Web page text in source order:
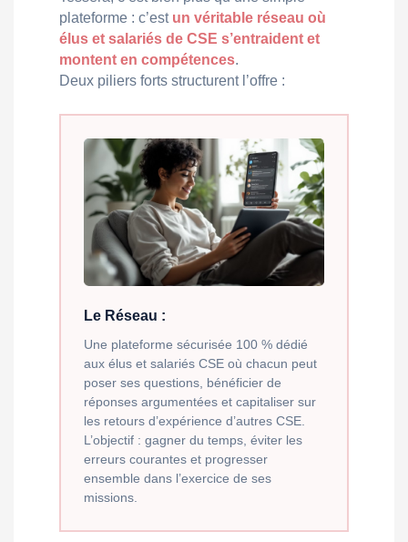
plateforme : c’est un véritable réseau où
élus et salariés de CSE s’entraident et
montent en compétences.
Deux piliers forts structurent l’offre :
Le Réseau :
Une plateforme sécurisée 100 % dédié
aux élus et salariés CSE où chacun peut
poser ses questions, bénéficier de
réponses argumentées et capitaliser sur
les retours d’expérience d’autres CSE.
L’objectif : gagner du temps, éviter les
erreurs courantes et progresser
ensemble dans l’exercice de ses
missions.